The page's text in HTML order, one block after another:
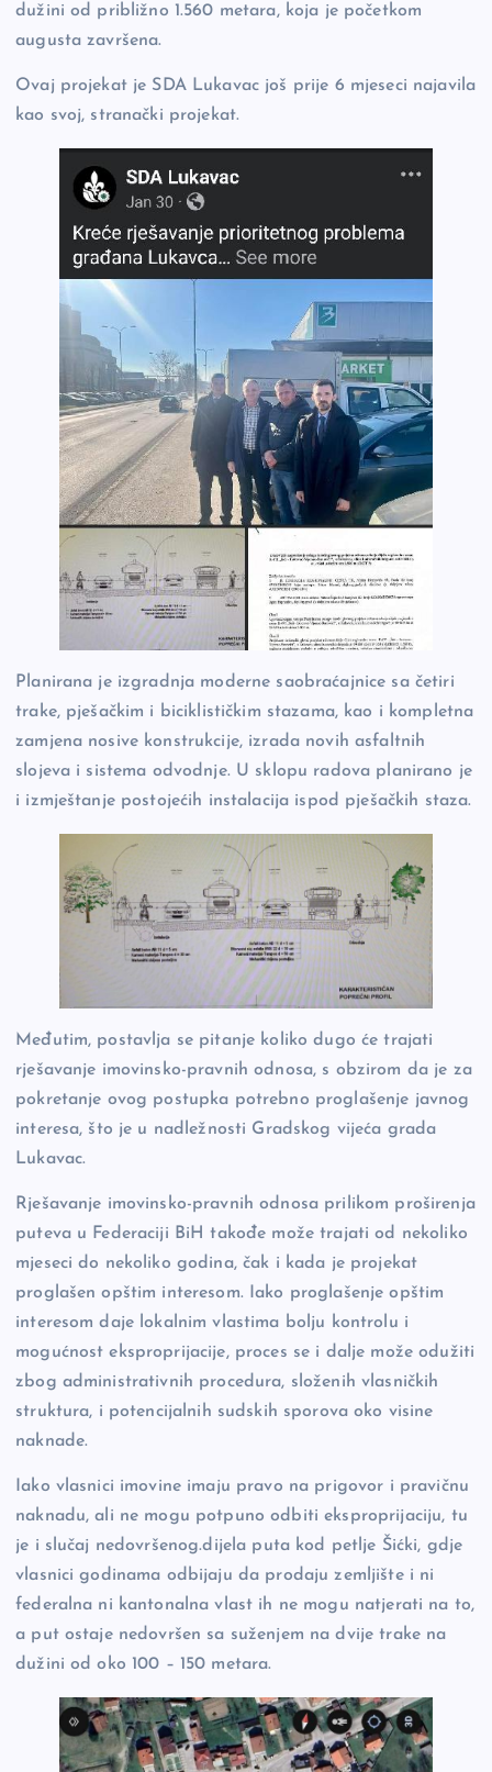
dužini od približno 1.560 metara, koja je početkom
augusta završena.
Ovaj projekat je SDA Lukavac još prije 6 mjeseci najavila
kao svoj, stranački projekat.
Planirana je izgradnja moderne saobraćajnice sa četiri
trake, pješačkim i biciklističkim stazama, kao i kompletna
zamjena nosive konstrukcije, izrada novih asfaltnih
slojeva i sistema odvodnje. U sklopu radova planirano je
i izmještanje postojećih instalacija ispod pješačkih staza.
Međutim, postavlja se pitanje koliko dugo će trajati
rješavanje imovinsko-pravnih odnosa, s obzirom da je za
pokretanje ovog postupka potrebno proglašenje javnog
interesa, što je u nadležnosti Gradskog vijeća grada
Lukavac.
Rješavanje imovinsko-pravnih odnosa prilikom proširenja
puteva u Federaciji BiH takođe može trajati od nekoliko
mjeseci do nekoliko godina, čak i kada je projekat
proglašen opštim interesom. Iako proglašenje opštim
interesom daje lokalnim vlastima bolju kontrolu i
mogućnost eksproprijacije, proces se i dalje može odužiti
zbog administrativnih procedura, složenih vlasničkih
struktura, i potencijalnih sudskih sporova oko visine
naknade.
Iako vlasnici imovine imaju pravo na prigovor i pravičnu
naknadu, ali ne mogu potpuno odbiti eksproprijaciju, tu
je i slučaj nedovršenog.dijela puta kod petlje Šićki, gdje
vlasnici godinama odbijaju da prodaju zemljište i ni
federalna ni kantonalna vlast ih ne mogu natjerati na to,
a put ostaje nedovršen sa suženjem na dvije trake na
dužini od oko 100 – 150 metara.